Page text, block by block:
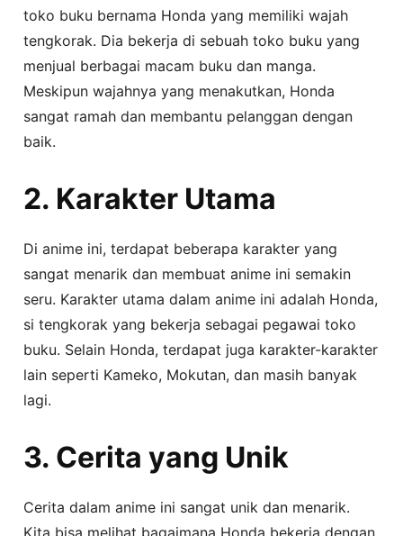
toko buku bernama Honda yang memiliki wajah
tengkorak. Dia bekerja di sebuah toko buku yang
menjual berbagai macam buku dan manga.
Meskipun wajahnya yang menakutkan, Honda
sangat ramah dan membantu pelanggan dengan
baik.
2. Karakter Utama
Di anime ini, terdapat beberapa karakter yang
sangat menarik dan membuat anime ini semakin
seru. Karakter utama dalam anime ini adalah Honda,
si tengkorak yang bekerja sebagai pegawai toko
buku. Selain Honda, terdapat juga karakter-karakter
lain seperti Kameko, Mokutan, dan masih banyak
lagi.
3. Cerita yang Unik
Cerita dalam anime ini sangat unik dan menarik.
Kita bisa melihat bagaimana Honda bekerja dengan